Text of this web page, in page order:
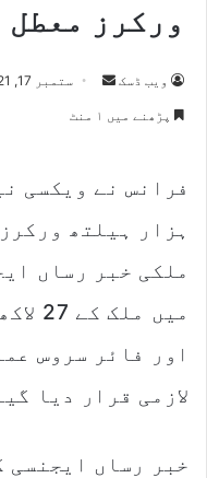
ورکرز معطل
ویب ڈسک
Send ستمبر 17, 2021
پڑھنے میں ۱ منٹ
ہزار ہیلتھ
ملکی خبر رساں
میں
اور فائر سروس
لازمی قرار دیا
خبر رساں ایجنسی